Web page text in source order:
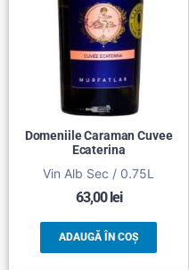
Domeniile Caraman Cuvee
Ecaterina
Vin Alb Sec / 0.75L
63,00 lei
ADAUGĂ ÎN COȘ